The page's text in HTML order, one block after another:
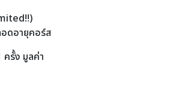
อดอายุคอร์ส
ครั้ง มูลค่า